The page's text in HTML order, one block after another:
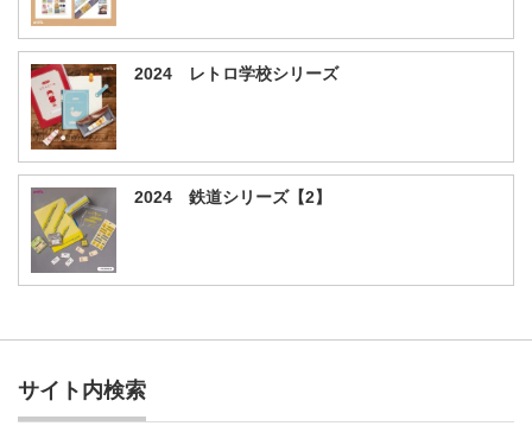
2024 レトロ学校シリーズ
2024 鉄道シリーズ【2】
サイト内検索